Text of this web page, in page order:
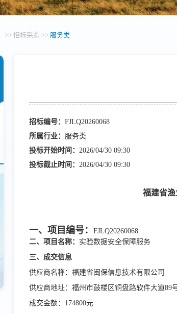
>> 招标采购 >> 服务类
招标编号：FJLQ20260068
所属行业： 服务类
投标开始时间：2026/04/30 09:30
投标截止时间：2026/04/30 09:30
福建省
一、项目编号：FJLQ20260068
二、项目名称： 实验数据安全保障服务
三、 成交信息
供应商名称：福建省闽保信息技术有限公司
供应商地址：福州市鼓楼区铜盘路软件大道89
成交金额：174800元